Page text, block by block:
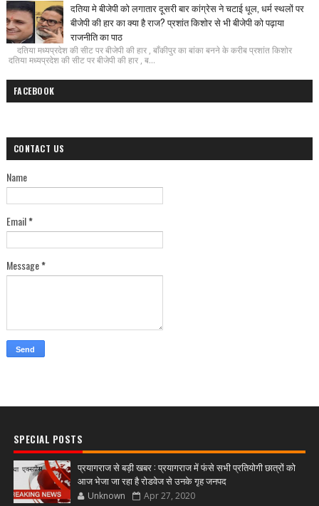
दतिया मे बीजेपी को लगातार दूसरी बार कांग्रेस ने चटाई धूल, धर्म स्थलों पर
बीजेपी की हार का क्या है राज? प्रशांत किशोर से भी बीजेपी को पढ़ाया
राजनीति का पाठ
दतिया मध्यप्रदेश की सीट पर बीजेपी की हार , बाँकीपुर का बांका बनने के करीब प्रशांत किशोर
दतिया मध्यप्रदेश की सीट पर बीजेपी की हार , ब...
FACEBOOK
CONTACT US
Name
Email*
Message*
SPECIAL POSTS
प्रयागराज से बड़ी खबर : प्रयागराज में फंसे सभी प्रतियोगी छात्रों को
आज भेजा जा रहा है रोडवेज से उनके गृह जनपद
Unknown Apr 27, 2020